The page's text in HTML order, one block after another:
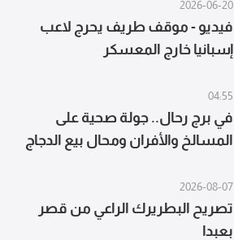
2026-06-20
فيديو - موقف طريف يحرج لاعب
إسبانيا خارج المعسكر
04:55
في برج رحال.. جولة صحية على
المسالخ والأفران ومحال بيع الدجاج
2026-08-07
تصريح البطريرك الراعي من قصر
بعبدا